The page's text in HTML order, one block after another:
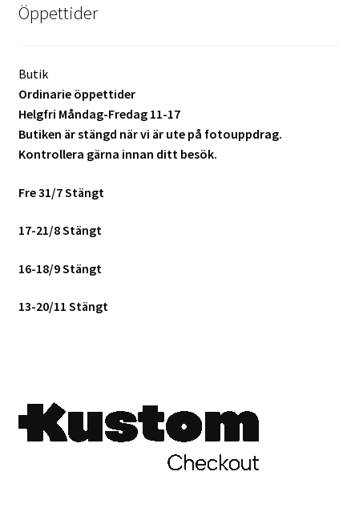
Bildtjänster
Framkallning – Digitalt
Framkallning – Analogt
Studentplakat
Canvasbilder
Fototryck
Öppettider
Butik
Ordinarie öppettider
Helgfri Måndag-Fredag 11-17
Butiken är stängd när vi är ute på fotouppdrag.
Kontrollera gärna innan ditt besök.
Fre 31/7 Stängt
17-21/8 Stängt
16-18/9 Stängt
13-20/11 Stängt